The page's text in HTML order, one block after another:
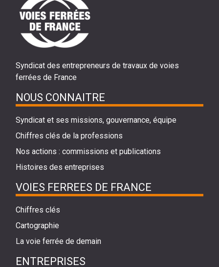
Syndicat des entrepreneurs de travaux de voies
ferrées de France
NOUS CONNAITRE
Syndicat et ses missions, gouvernance, équipe
Chiffres clés de la professions
Nos actions : commissions et publications
Histoires des entreprises
VOIES FERREES DE FRANCE
Chiffres clés
Cartographie
La voie ferrée de demain
ENTREPRISES